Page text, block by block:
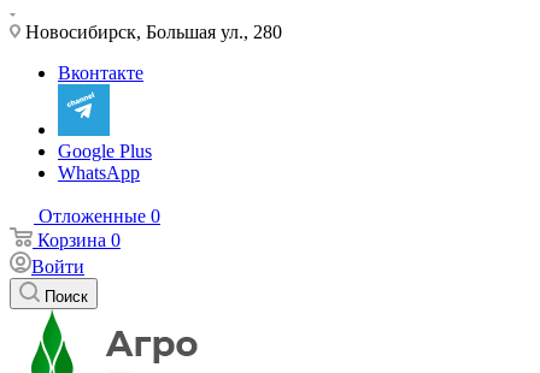
Новосибирск, Большая ул., 280
Вконтакте
Google Plus
WhatsApp
Отложенные 0
Корзина 0
Войти
Поиск